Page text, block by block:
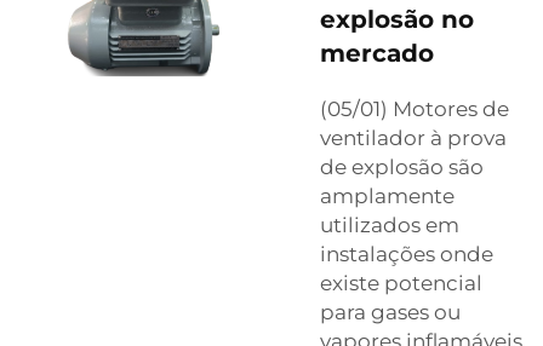
explosão no
mercado
(05/01) Motores de
ventilador à prova
de explosão são
amplamente
utilizados em
instalações onde
existe potencial
para gases ou
vapores inflamáveis